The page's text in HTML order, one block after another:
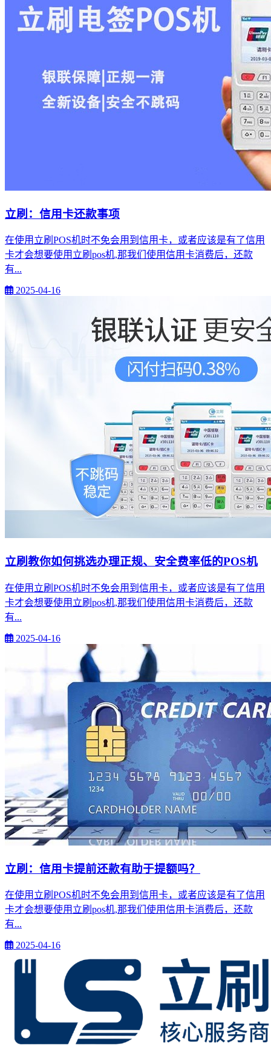
立刷：信用卡还款事项
在使用立刷POS机时不免会用到信用卡，或者应该是有了信用
卡才会想要使用立刷pos机,那我们使用信用卡消费后，还款
有...
2025-04-16
立刷教你如何挑选办理正规、安全费率低的POS机
在使用立刷POS机时不免会用到信用卡，或者应该是有了信用
卡才会想要使用立刷pos机,那我们使用信用卡消费后，还款
有...
2025-04-16
立刷：信用卡提前还款有助于提额吗？
在使用立刷POS机时不免会用到信用卡，或者应该是有了信用
卡才会想要使用立刷pos机,那我们使用信用卡消费后，还款
有...
2025-04-16